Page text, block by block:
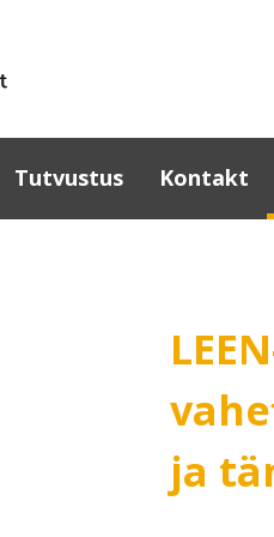
Tutvustus
Komisjonid ja nõukogud
Kontakt
ja